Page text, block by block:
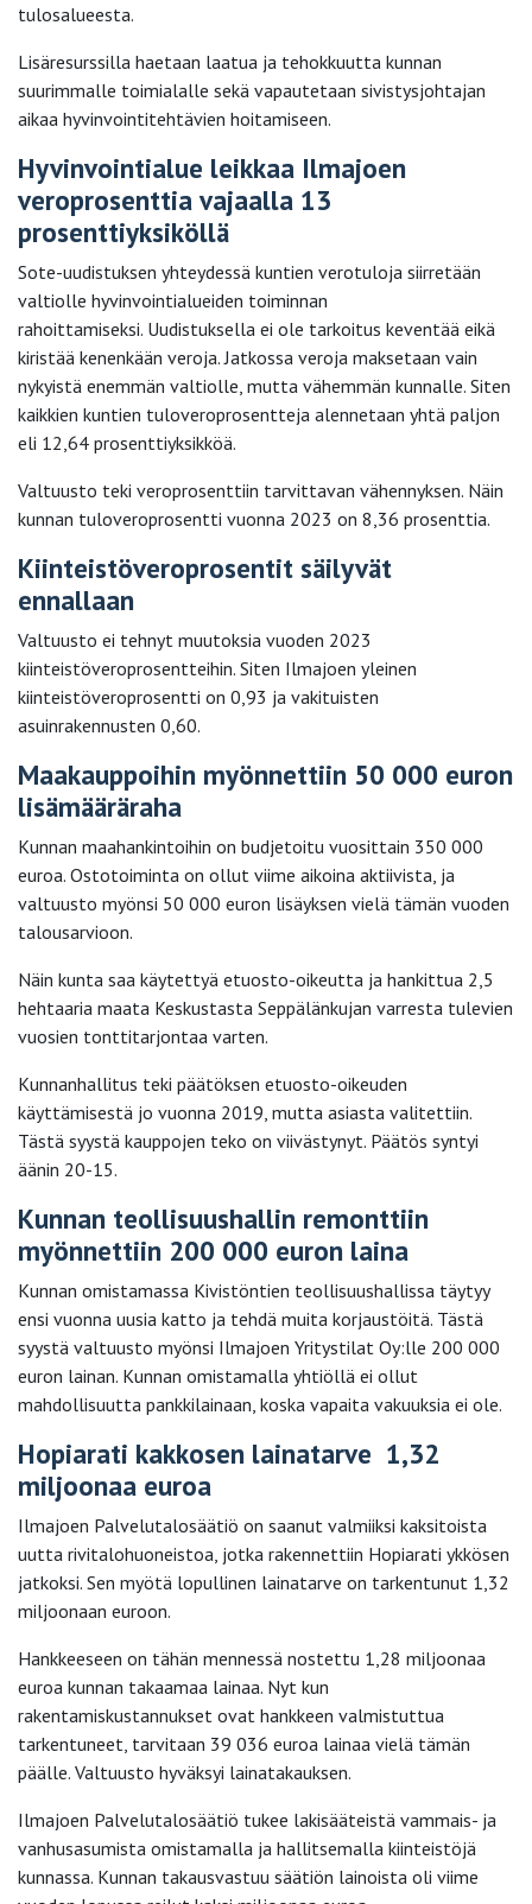
tulosalueesta.
Lisäresurssilla haetaan laatua ja tehokkuutta kunnan
suurimmalle toimialalle sekä vapautetaan sivistysjohtajan
aikaa hyvinvointitehtävien hoitamiseen.
Hyvinvointialue leikkaa Ilmajoen
veroprosenttia vajaalla 13
prosenttiyksiköllä
Sote-uudistuksen yhteydessä kuntien verotuloja siirretään
valtiolle hyvinvointialueiden toiminnan
rahoittamiseksi. Uudistuksella ei ole tarkoitus keventää eikä
kiristää kenenkään veroja. Jatkossa veroja maksetaan vain
nykyistä enemmän valtiolle, mutta vähemmän kunnalle. Siten
kaikkien kuntien tuloveroprosentteja alennetaan yhtä paljon
eli 12,64 prosenttiyksikköä.
Valtuusto teki veroprosenttiin tarvittavan vähennyksen. Näin
kunnan tuloveroprosentti vuonna 2023 on 8,36 prosenttia.
Kiinteistöveroprosentit säilyvät
ennallaan
Valtuusto ei tehnyt muutoksia vuoden 2023
kiinteistöveroprosentteihin. Siten Ilmajoen yleinen
kiinteistöveroprosentti on 0,93 ja vakituisten
asuinrakennusten 0,60.
Maakauppoihin myönnettiin 50 000 euron
lisämääräraha
Kunnan maahankintoihin on budjetoitu vuosittain 350 000
euroa. Ostotoiminta on ollut viime aikoina aktiivista, ja
valtuusto myönsi 50 000 euron lisäyksen vielä tämän vuoden
talousarvioon.
Näin kunta saa käytettyä etuosto-oikeutta ja hankittua 2,5
hehtaaria maata Keskustasta Seppälänkujan varresta tulevien
vuosien tonttitarjontaa varten.
Kunnanhallitus teki päätöksen etuosto-oikeuden
käyttämisestä jo vuonna 2019, mutta asiasta valitettiin.
Tästä syystä kauppojen teko on viivästynyt. Päätös syntyi
äänin 20-15.
Kunnan teollisuushallin remonttiin
myönnettiin 200 000 euron laina
Kunnan omistamassa Kivistöntien teollisuushallissa täytyy
ensi vuonna uusia katto ja tehdä muita korjaustöitä. Tästä
syystä valtuusto myönsi Ilmajoen Yritystilat Oy:lle 200 000
euron lainan. Kunnan omistamalla yhtiöllä ei ollut
mahdollisuutta pankkilainaan, koska vapaita vakuuksia ei ole.
Hopiarati kakkosen lainatarve 1,32
miljoonaa euroa
Ilmajoen Palvelutalosäätiö on saanut valmiiksi kaksitoista
uutta rivitalohuoneistoa, jotka rakennettiin Hopiarati ykkösen
jatkoksi. Sen myötä lopullinen lainatarve on tarkentunut 1,32
miljoonaan euroon.
Hankkeeseen on tähän mennessä nostettu 1,28 miljoonaa
euroa kunnan takaamaa lainaa. Nyt kun
rakentamiskustannukset ovat hankkeen valmistuttua
tarkentuneet, tarvitaan 39 036 euroa lainaa vielä tämän
päälle. Valtuusto hyväksyi lainatakauksen.
Ilmajoen Palvelutalosäätiö tukee lakisääteistä vammais- ja
vanhusasumista omistamalla ja hallitsemalla kiinteistöjä
kunnassa. Kunnan takausvastuu säätiön lainoista oli viime